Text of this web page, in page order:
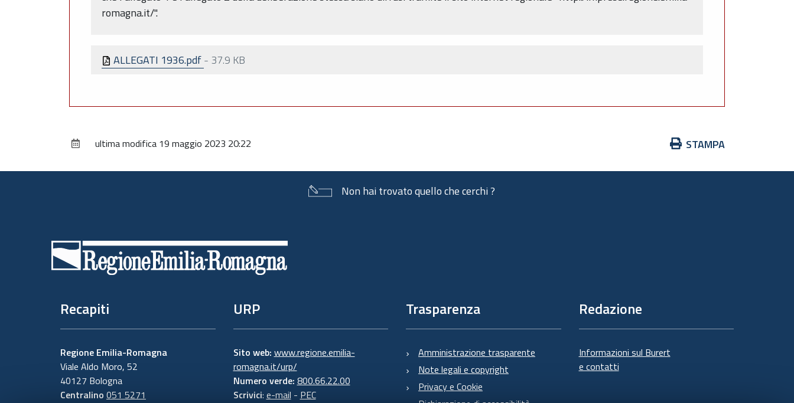
romagna.it/".
ALLEGATI 1936.pdf- 37.9 KB
Azioni
documento
STAMPA
ultima modifica 19 maggio 2023 20:22
Non hai trovato quello che cerchi ?
Recapiti
Regione Emilia-Romagna
Viale Aldo Moro, 52
40127 Bologna
Centralino 051 5271
URP
Sito web: www.regione.emilia-
romagna.it/urp/
Numero verde: 800.66.22.00
Scrivici: e-mail - PEC
Trasparenza
Amministrazione trasparente
Note legali e copyright
Privacy e Cookie
Redazione
Informazioni sul Burert
e contatti